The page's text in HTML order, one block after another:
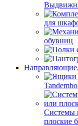
для
обувниц
Системы
плоские